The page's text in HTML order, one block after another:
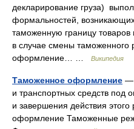
декларирование груза)
формальностей,
таможенную границу товаров
в случае смены
оформление… …
Википедия
Таможенное оформление —
и транспортных средств
и завершения действия
оформление Таможенные